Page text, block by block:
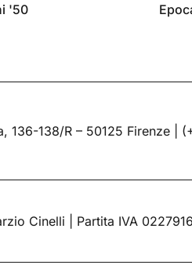
'50
136-138/R – 50125 Firenze |
Cinelli | Partita IVA